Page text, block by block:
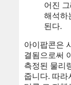
어진
해석하
된다.
아이팝콘은
결됨으로써
측정된 물리
줍니다. 따라